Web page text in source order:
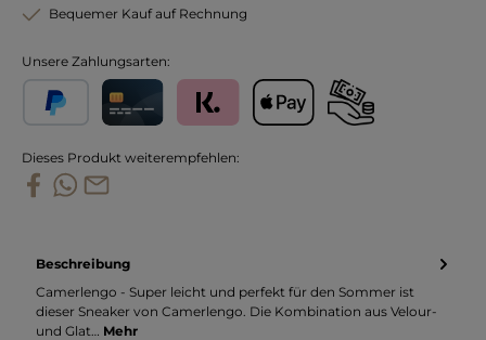
Bequemer Kauf auf Rechnung
Unsere Zahlungsarten:
Dieses Produkt weiterempfehlen:
Beschreibung
Camerlengo - Super leicht und perfekt für den Sommer ist
dieser Sneaker von Camerlengo. Die Kombination aus Velour-
und Glat… Mehr